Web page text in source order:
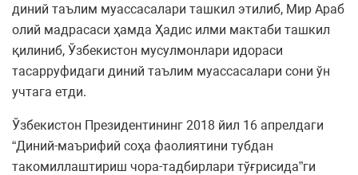
диний таълим муассасалари ташкил этилиб, Мир Араб
олий мадрасаси ҳамда Ҳадис илми мактаби ташкил
қилиниб, Ўзбекистон мусулмонлари идораси
тасарруфидаги диний таълим муассасалари сони ўн
учтага етди.
Ўзбекистон Президентининг 2018 йил 16 апрелдаги
“Диний-маърифий соҳа фаолиятини тубдан
такомиллаштириш чора-тадбирлари тўғрисида”ги